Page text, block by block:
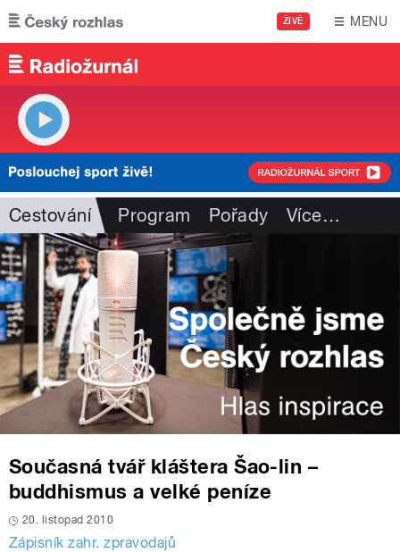
Přejít k hlavnímu obsahu
ŽIVĚ MENU
Cestování Program Pořady Více…
Současná tvář kláštera Šao-lin –
buddhismus a velké peníze
20. listopad 2010
Zápisník zahr. zpravodajů